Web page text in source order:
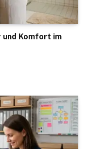
Komfort im